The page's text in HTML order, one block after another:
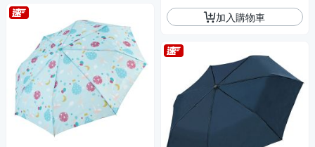
加入購物車